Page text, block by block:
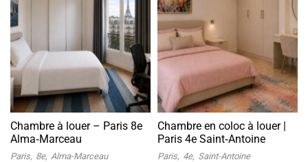
Chambre à louer – Paris 8e
Alma‑Marceau
Paris 8e Alma-Marceau
Chambre en coloc à louer |
Paris 4e Saint‑Antoine
Paris 4e Saint-Antoine